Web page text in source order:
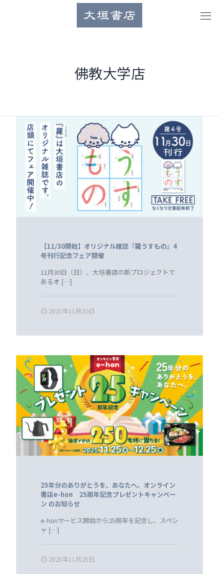
佛教大学店
【11/30開始】オリジナル雑誌『羅うすもの』4
号刊行記念フェア開催
11月30日（日）、大垣書店の新プロジェクトで
あるオ […]
2025年11月30日
25年分のありがとうを、あなたへ。オンライン
書店e-hon 25周年記念プレゼントキャンペー
ン のお知らせ
e-honサービス開始から25周年を記念し、スペシ
ャ […]
2025年11月25日